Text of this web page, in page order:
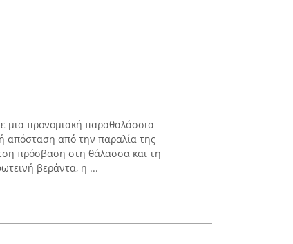
μια προνομιακή παραθαλάσσια
απόσταση από την παραλία της
πρόσβαση στη θάλασσα και τη
βεράντα, η ...